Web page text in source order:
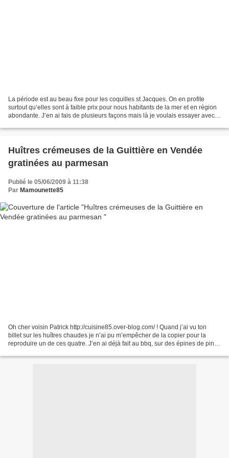
La période est au beau fixe pour les coquilles st Jacques. On en profite
surtout qu’elles sont à faible prix pour nous habitants de la mer et en région
abondante. J’en ai fais de plusieurs façons mais là je voulais essayer avec
Huîtres crémeuses de la Guittière en Vendée
gratinées au parmesan
Publié le 05/06/2009 à 11:38
Par Mamounette85
Oh cher voisin Patrick http://cuisine85.over-blog.com/ ! Quand j’ai vu ton
billet sur les huîtres chaudes je n’ai pu m’empêcher de la copier pour la
reproduire un de ces quatre. J’en ai déjà fait au bbq, sur des épines de pins,